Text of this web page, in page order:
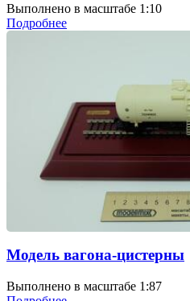
Выполнено в масштабе 1:10
Подробнее
Модель вагона-цистерны
Выполнено в масштабе 1:87